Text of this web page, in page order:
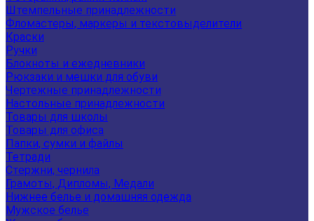
Штемпельные принадлежности
Фломастеры, маркеры и текстовыделители
Краски
Ручки
Блокноты и ежедневники
Рюкзаки и мешки для обуви
Чертежные принадлежности
Настольные принадлежности
Товары для школы
Товары для офиса
Папки, сумки и файлы
Тетради
Стержни, чернила
Грамоты, Дипломы, Медали
Нижнее белье и домашняя одежда
Мужское белье